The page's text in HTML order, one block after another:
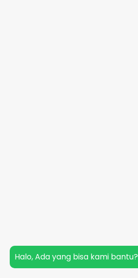
Halo, Ada yang bisa kami bantu?